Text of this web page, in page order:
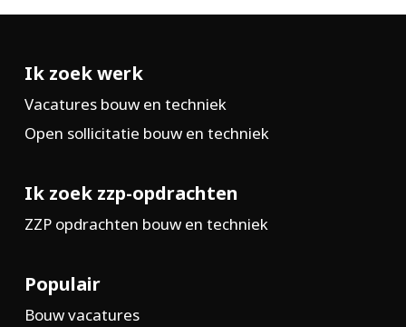
Ik zoek werk
Vacatures bouw en techniek
Open sollicitatie bouw en techniek
Ik zoek zzp-opdrachten
ZZP opdrachten bouw en techniek
Populair
Bouw vacatures